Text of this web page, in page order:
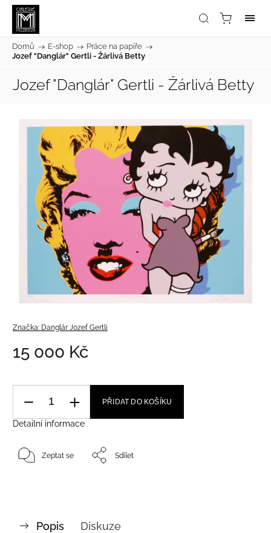
Domů / E-shop / Práce na papíře /
Jozef "Danglár" Gertli - Žárlivá Betty
Jozef "Danglár" Gertli - Žárlivá Betty
Značka: Danglár Jozef Gertli
15 000 Kč
PŘIDAT DO KOŠÍKU
Detailní informace
Zeptat se Sdílet
Popis Diskuze